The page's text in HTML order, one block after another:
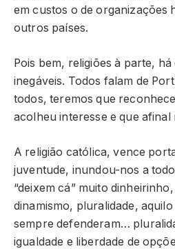
em custos o de organizações
outros países.
Pois bem, religiões à parte, há
inegáveis. Todos falam de
todos, teremos que
acolheu interesse e que afinal
A religião católica, vence
juventude, inundou-nos a
“deixem cá” muito
dinamismo, pluralidade,
sempre defenderam…
igualdade e liberdade de